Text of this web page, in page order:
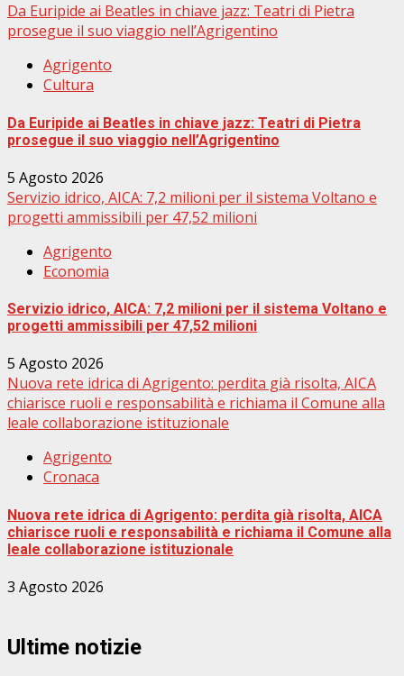
Da Euripide ai Beatles in chiave jazz: Teatri di Pietra
prosegue il suo viaggio nell’Agrigentino
Agrigento
Cultura
Da Euripide ai Beatles in chiave jazz: Teatri di Pietra
prosegue il suo viaggio nell’Agrigentino
5 Agosto 2026
Servizio idrico, AICA: 7,2 milioni per il sistema Voltano e
progetti ammissibili per 47,52 milioni
Agrigento
Economia
Servizio idrico, AICA: 7,2 milioni per il sistema Voltano e
progetti ammissibili per 47,52 milioni
5 Agosto 2026
Nuova rete idrica di Agrigento: perdita già risolta, AICA
chiarisce ruoli e responsabilità e richiama il Comune alla
leale collaborazione istituzionale
Agrigento
Cronaca
Nuova rete idrica di Agrigento: perdita già risolta, AICA
chiarisce ruoli e responsabilità e richiama il Comune alla
leale collaborazione istituzionale
3 Agosto 2026
Ultime notizie